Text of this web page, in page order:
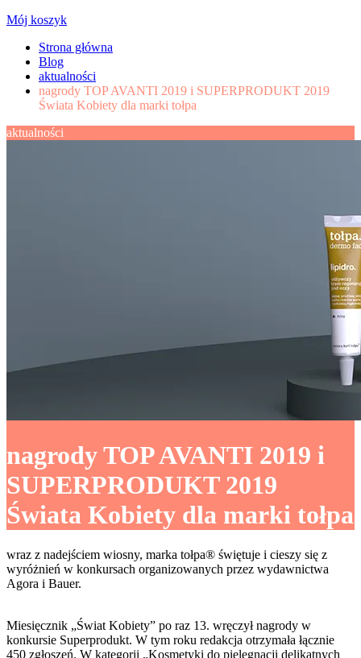
Mój koszyk
Strona główna
Blog
aktualności
nagrody TOP AVANTI 2019 i SUPERPRODUKT 2019
Świata Kobiety dla marki tołpa
aktualności
nagrody TOP AVANTI 2019 i
SUPERPRODUKT 2019
Świata Kobiety dla marki tołpa
wraz z nadejściem wiosny, marka tołpa® świętuje i cieszy się z
wyróżnień w konkursach organizowanych przez wydawnictwa
Agora i Bauer.
Miesięcznik „Świat Kobiety” po raz 13. wręczył nagrody w
konkursie Superprodukt. W tym roku redakcja otrzymała łącznie
450 zgłoszeń. W kategorii „Kosmetyki do pielęgnacji delikatnych